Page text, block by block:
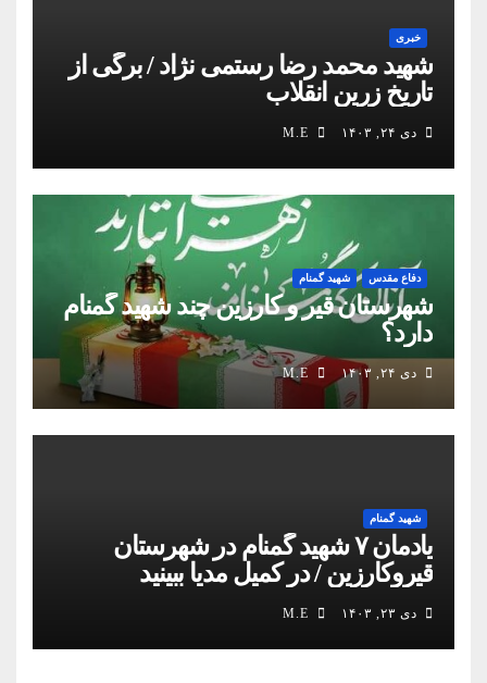
خبری
شهید محمد رضا رستمی نژاد / برگی از
تاریخ زرین انقلاب
دی ۲۴, ۱۴۰۳
دفاع مقدس شهید گمنام
شهرستان قیر و کارزین چند شهید گمنام
دارد؟
دی ۲۴, ۱۴۰۳
شهید گمنام
یادمان ۷ شهید گمنام در شهرستان
قیروکارزین / در کمیل مدیا ببینید
دی ۲۳, ۱۴۰۳